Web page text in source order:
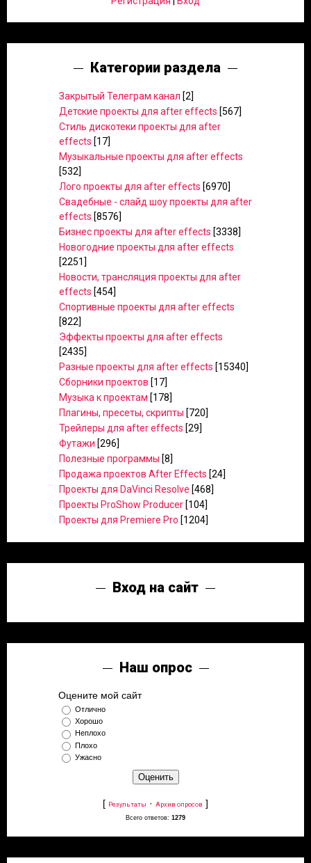
Категории раздела
Закрытый Телеграм канал [2]
Детские проекты для after effects [567]
Стиль дискотеки проекты для after
effects [17]
Музыкальные проекты для after effects
[532]
Лого проекты для after effects [6970]
Свадебные - слайд шоу проекты для after
effects [8576]
Бизнес проекты для after effects [3338]
Новогодние проекты для after effects
[2251]
Новости, трансляция проекты для after
effects [454]
Спортивные проекты для after effects
[822]
Эффекты проекты для after effects
[2435]
Разные проекты для after effects [15340]
Сборники проектов [17]
Музыка к проектам [178]
Плагины, пресеты, скрипты [720]
Трейлеры для after effects [29]
Футажи [296]
Полезные программы [8]
Продажа проектов After Effects [24]
Проекты для DaVinci Resolve [468]
Проекты ProShow Producer [104]
Проекты для Premiere Pro [1204]
Вход на сайт
Наш опрос
Оцените мой сайт
Отлично
Хорошо
Неплохо
Плохо
Ужасно
[ Результаты · Архив опросов ]
Всего ответов: 1279